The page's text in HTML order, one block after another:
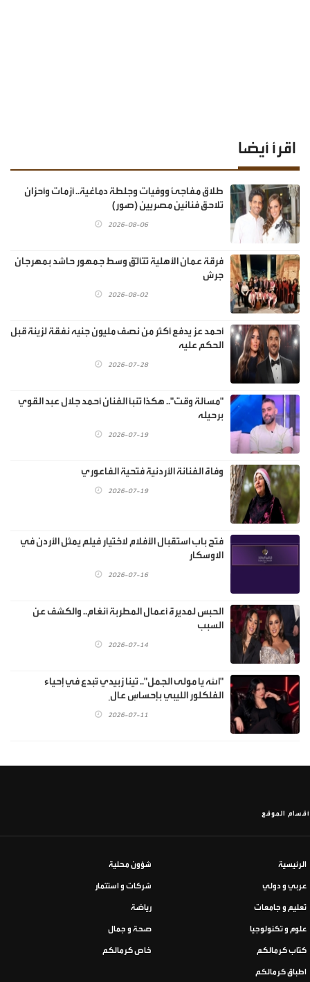
اقرأ أيضا
طلاق مفاجئ ووفيات وجلطة دماغية.. أزمات وأحزان
تلاحق فنانين مصريين (صور)
2026-08-06
فرقة عمان الأهلية تتألّق وسط جمهور حاشد بمهرجان
جرش
2026-08-02
أحمد عز يدفع أكثر من نصف مليون جنيه نفقة لزينة قبل
الحكم عليه
2026-07-28
"مسألة وقت".. هكذا تنبأ الفنان أحمد جلال عبد القوي
برحيله
2026-07-19
وفاة الفنانة الأردنية فتحية الفاعوري
2026-07-19
فتح باب استقبال الأفلام لاختيار فيلم يمثل الأردن في
الاوسكار
2026-07-16
الحبس لمديرة أعمال المطربة أنغام.. والكشف عن
السبب
2026-07-14
"الله يا مولى الجمل".. تينا زبيدي تُبدع في إحياء
الفلكلور الليبي بإحساسٍ عالٍ
2026-07-11
أقسام الموقع
الرئيسية شؤون محلية
عربي و دولي شركات و استثمار
تعليم و جامعات رياضة
علوم و تكنولوجيا صحة و جمال
كتاب كرمالكم خاص كرمالكم
اطباق كرمالكم